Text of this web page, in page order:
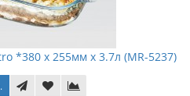
*380 x 255мм x 3.7л (MR-5237)